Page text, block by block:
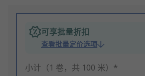
可享批量折扣
查看批量定价选项
小计（1 卷，共 100 米）*